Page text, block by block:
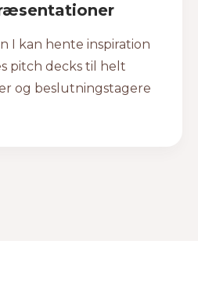
I kan hente inspiration
pitch decks til helt
og beslutningstagere